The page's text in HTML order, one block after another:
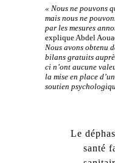
« Nous ne pouvons
mais nous ne
par les mesures
explique Abdel
Nous avons obtenu
bilans gratuits
ci n’ont aucune
la mise en place
soutien
Le
santé